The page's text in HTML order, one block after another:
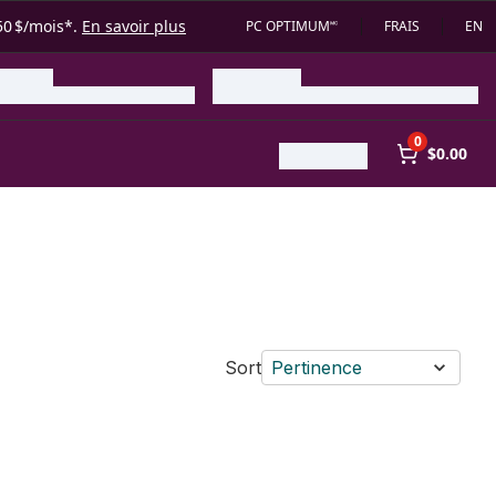
$/mois*. En savoir plus PC OPTIMUM🅪 FRAIS EN
0
$0.00
Sort Pertinence
au panier
au lait au panier